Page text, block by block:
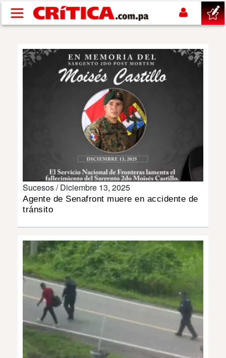
Pasar al contenido principal
DEPORTES
INSÓLITAS
MULTIMEDIA
IMPRESO
Sucesos /Diciembre 13, 2025
Agente de Senafront muere en accidente de
tránsito